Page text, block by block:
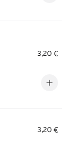
3,20 €
3,20 €